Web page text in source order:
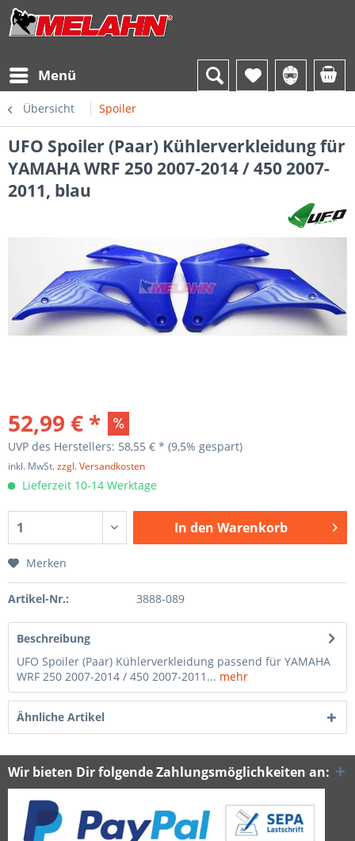
Menü
Übersicht Spoiler
UFO Spoiler (Paar) Kühlerverkleidung für
YAMAHA WRF 250 2007-2014 / 450 2007-
2011, blau
52,99 € *
UVP des Herstellers: 58,55 € * (9,5% gespart)
inkl. MwSt.zzgl. Versandkosten
Lieferzeit 10-14 Werktage
In den Warenkorb
Merken
Artikel-Nr.: 3888-089
Beschreibung
UFO Spoiler (Paar) Kühlerverkleidung passend für YAMAHA
WRF 250 2007-2014 / 450 2007-2011... mehr
Ähnliche Artikel
Wir bieten Dir folgende Zahlungsmöglichkeiten an: